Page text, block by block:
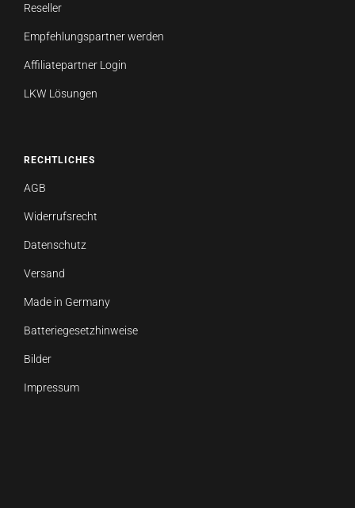
Reseller
Empfehlungspartner werden
Affiliatepartner Login
LKW Lösungen
RECHTLICHES
AGB
Widerrufsrecht
Datenschutz
Versand
Made in Germany
Batteriegesetzhinweise
Bilder
Impressum